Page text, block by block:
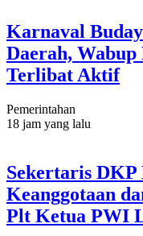
Karnaval
Daerah,
Terlibat Aktif
Pemerintahan
18 jam yang lalu
Sekertaris DKP
Keanggotaan
Plt Ketua PWI